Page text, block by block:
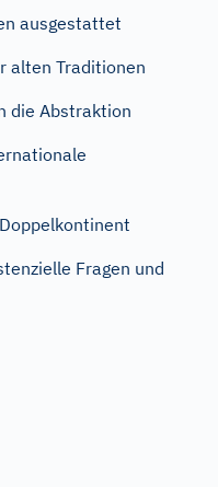
ausgestattet
alten Traditionen
die Abstraktion
Fragen und